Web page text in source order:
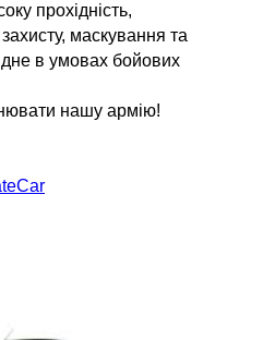
прохідність,
маскування та
в умовах бойових
нашу армію!